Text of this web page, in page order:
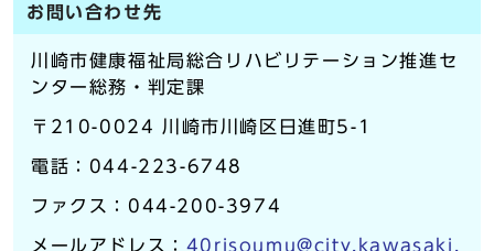
お問い合わせ先
川崎市健康福祉局総合リハビリテーション推進セ
ンター総務・判定課
〒210-0024 川崎市川崎区日進町5-1
電話：044-223-6748
ファクス：044-200-3974
メールアドレス： 40risoumu@city.kawasaki.